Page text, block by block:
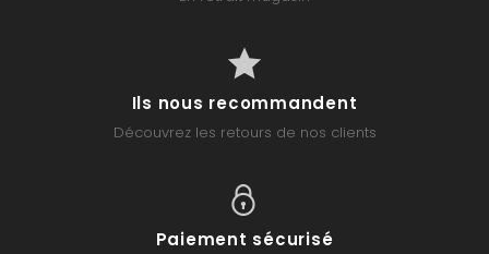
Ils nous recommandent
Découvrez les retours de nos clients
Paiement sécurisé